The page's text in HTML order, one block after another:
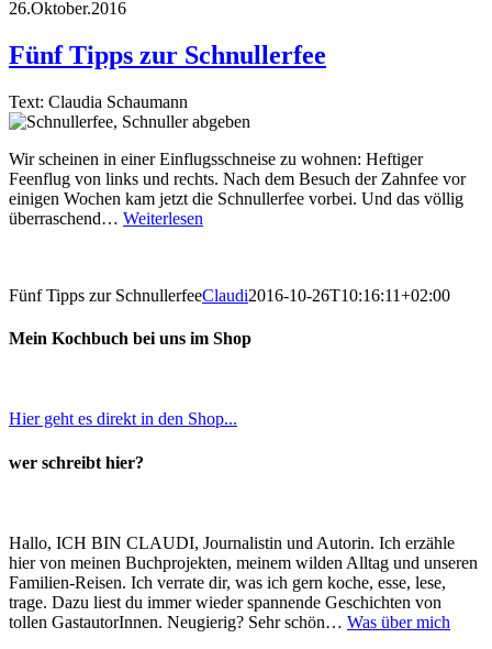
26.Oktober.2016
Fünf Tipps zur Schnullerfee
Text: Claudia Schaumann
Wir scheinen in einer Einflugsschneise zu wohnen: Heftiger
Feenflug von links und rechts. Nach dem Besuch der Zahnfee vor
einigen Wochen kam jetzt die Schnullerfee vorbei. Und das völlig
überraschend… Weiterlesen
Fünf Tipps zur SchnullerfeeClaudi2016-10-26T10:16:11+02:00
Mein Kochbuch bei uns im Shop
Hier geht es direkt in den Shop...
wer schreibt hier?
Hallo, ICH BIN CLAUDI, Journalistin und Autorin. Ich erzähle
hier von meinen Buchprojekten, meinem wilden Alltag und unseren
Familien-Reisen. Ich verrate dir, was ich gern koche, esse, lese,
trage. Dazu liest du immer wieder spannende Geschichten von
tollen GastautorInnen. Neugierig? Sehr schön… Was über mich